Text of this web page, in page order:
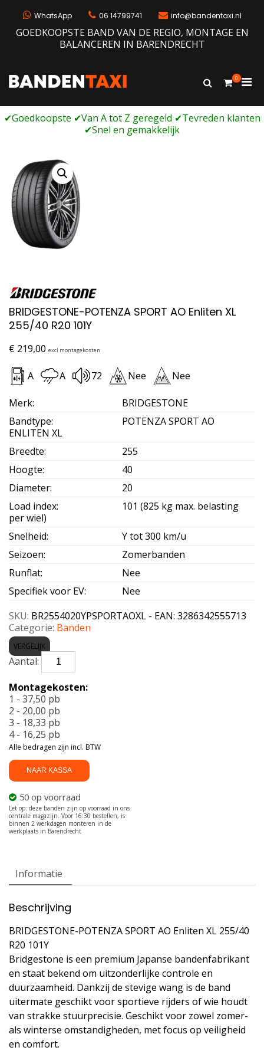
WhatsApp 06 14799741 info@bandentaxi.nl
GOEDKOOPSTE BAND VAN DE REGIO, MONTAGE EN
BALANCEREN IN BARENDRECHT
Bandengarage met eigen webshop
Toon
0
voor
BRIDGESTONE-POTENZA SPORT AO Enliten XL
255/40 R20 101Y
€ 219,00 excl montagekosten
A A 72 Nee Nee
Merk:
BRIDGESTONE
Bandtype:
POTENZA SPORT AO
ENLITEN XL
Breedte:
255
Hoogte:
40
Diameter:
20
Load index:
101 (825 kg max. belasting
per wiel)
Snelheid:
Y tot 300 km/u
Seizoen:
Zomerbanden
Runflat:
Nee
Specifiek voor EV:
Nee
SKU: BR2554020YPSPORTAOXL - EAN: 3286342555713
Categorie: Banden
VERGELIJK
BRIDGESTONE-
POTENZA
AO
Enliten
XL
255/40
R20
101Y
aantal
NAAR KASSA
50 op voorraad
Montagekosten:
1 - 37,50 pb
2 - 20,00 pb
3 - 18,33 pb
4 - 16,25 pb
Alle bedragen zijn incl. BTW
Informatie
Beschrijving
BRIDGESTONE-POTENZA SPORT AO Enliten XL 255/40
R20 101Y
Bridgestone is een premium Japanse bandenfabrikant
en staat bekend om uitzonderlijke controle en
duurzaamheid. Dankzij de stevige wang is de band
uitermate geschikt voor sportieve rijders of wie houdt
van strakke stuurprecisie. Geschikt voor zowel zomer-
als winterse omstandigheden, met focus op veiligheid
en comfort.